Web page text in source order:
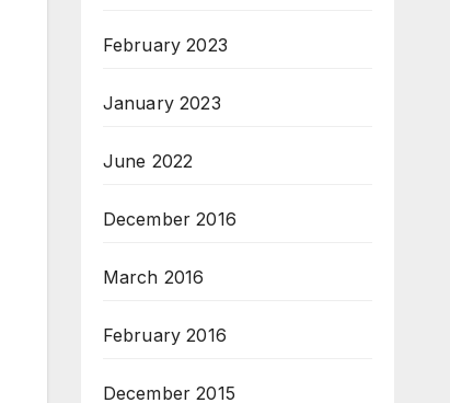
February 2023
January 2023
June 2022
December 2016
March 2016
February 2016
December 2015